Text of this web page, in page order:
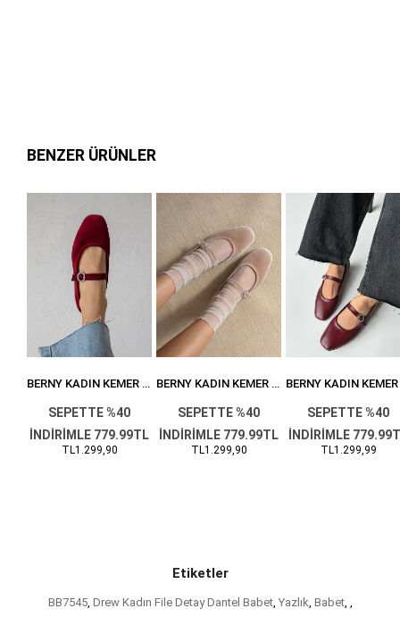
BENZER ÜRÜNLER
BERNY KADIN KEMER DETAY KADIFE BABET BORDO
SEPETTE %40
İNDİRİMLE 779.99TL
TL1.299,90
BERNY KADIN KEMER DETAY KADIFE BABET VIZON
SEPETTE %40
İNDİRİMLE 779.99TL
TL1.299,90
SEPETTE %40
İNDİRİMLE
TL1.299,99
Etiketler
BB7545, Drew Kadın File Detay Dantel Babet, Yazlık, Babet, ,